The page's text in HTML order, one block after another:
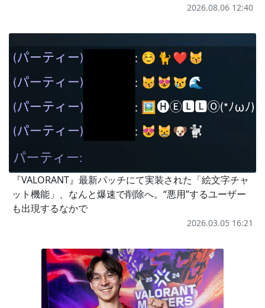
2026.08.06 12:40
『VALORANT』最新パッチにて実装された「絵文字チャ
ット機能」、なんと爆速で削除へ。“悪用”するユーザー
も出現するなかで
2026.03.05 16:21